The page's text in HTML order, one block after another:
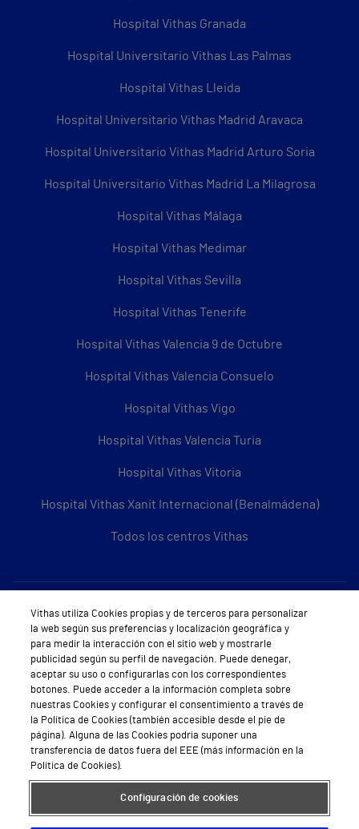
Hospital Vithas Granada
Hospital Universitario Vithas Las Palmas
Hospital Vithas Lleida
Hospital Universitario Vithas Madrid Aravaca
Hospital Universitario Vithas Madrid Arturo Soria
Hospital Universitario Vithas Madrid La Milagrosa
Hospital Vithas Málaga
Hospital Vithas Medimar
Hospital Vithas Sevilla
Hospital Vithas Tenerife
Hospital Vithas Valencia 9 de Octubre
Hospital Vithas Valencia Consuelo
Hospital Vithas Vigo
Hospital Vithas Valencia Turia
Hospital Vithas Vitoria
Hospital Vithas Xanit Internacional (Benalmádena)
Todos los centros Vithas
Sobre Vithas
Quiénes somos
Trabajar en Vithas
Teléfono Cita Médica
Teléfono Atención al Cliente
Política de seguridad y salud en el trabajo
Conoce a Supervita
Vithas utiliza Cookies propias y de terceros para personalizar
la web según sus preferencias y localización geográfica y
para medir la interacción con el sitio web y mostrarle
publicidad según su perfil de navegación. Puede denegar,
aceptar su uso o configurarlas con los correspondientes
botones. Puede acceder a la información completa sobre
nuestras Cookies y configurar el consentimiento a través de
la Política de Cookies (también accesible desde el pie de
página). Alguna de las Cookies podría suponer una
transferencia de datos fuera del EEE (más información en la
Política de Cookies).
Configuración de cookies